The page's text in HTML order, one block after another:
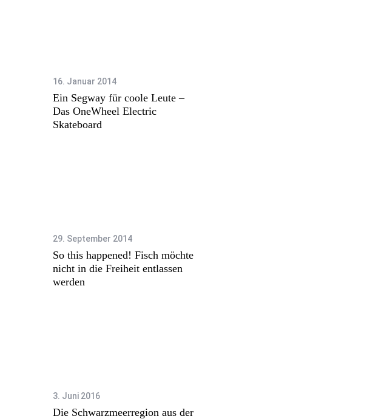
16. Januar 2014
Ein Segway für coole Leute –
Das OneWheel Electric
Skateboard
29. September 2014
So this happened! Fisch möchte
nicht in die Freiheit entlassen
werden
3. Juni 2016
Die Schwarzmeerregion aus der
r
c
h